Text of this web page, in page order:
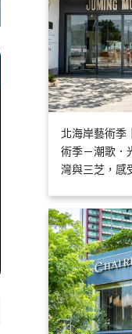
北海岸藝術季
術季－潮歌．
灣與三芝，感